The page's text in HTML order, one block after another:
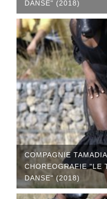
DANSE" (2018)
COMPAGNIE
CHOREOGRAFIE "LE
DANSE" (2018)